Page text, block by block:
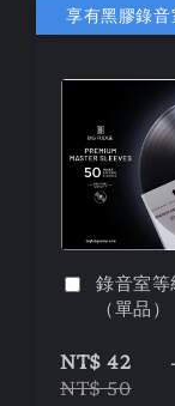
錄音室
（單品）
NT$ 42
NT$ 50